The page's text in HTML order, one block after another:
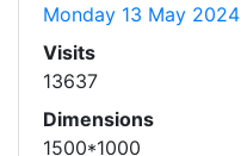
Monday 13 May 2024
Visits
13637
Dimensions
1500*1000